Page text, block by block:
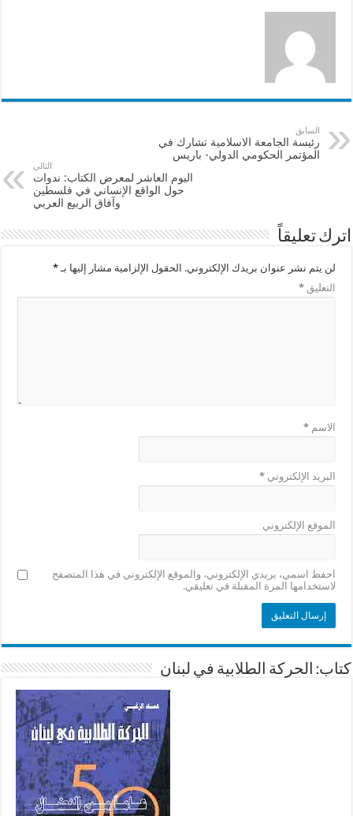
k
السابق
رئيسة الجامعة الاسلامية تشارك في
المؤتمر الحكومي الدولي- باريس
التالي
اليوم العاشر لمعرض الكتاب: ندوات
حول الواقع الإنساني في فلسطين
وآفاق الربيع العربي
اترك تعليقاً
لن يتم نشر عنوان بريدك الإلكتروني. الحقول الإلزامية مشار إليها بـ*
التعليق*
الاسم*
البريد الإلكتروني*
الموقع الإلكتروني
احفظ اسمي، بريدي الإلكتروني، والموقع الإلكتروني في هذا المتصفح
لاستخدامها المرة المقبلة في تعليقي.
كتاب: الحركة الطلابية في لبنان